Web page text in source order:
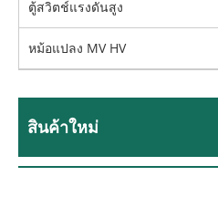
ตู้สวิตช์แรงดันสูง
หม้อแปลง MV HV
สินค้าใหม่